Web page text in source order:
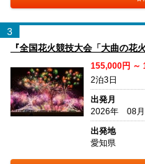
3
『全国花火競技大会「大曲の
155,000円 ～
2泊3日
出発月
2026年 08月
出発地
愛知県